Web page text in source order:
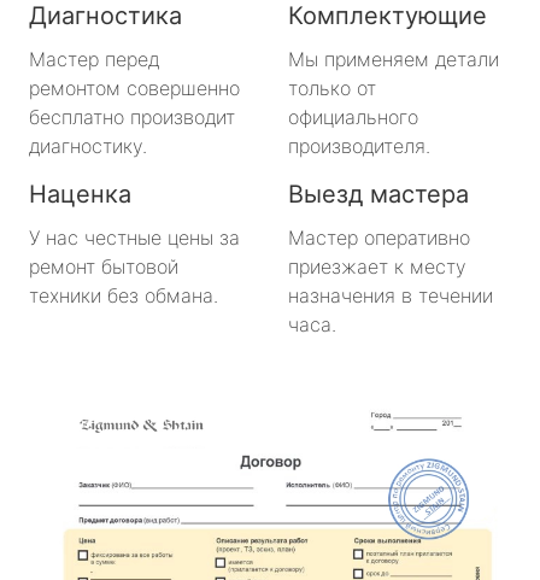
Диагностика
Мастер перед
ремонтом совершенно
бесплатно производит
диагностику.
Комплектующие
Мы применяем детали
только от
официального
производителя.
Наценка
У нас честные цены за
ремонт бытовой
техники без обмана.
Выезд мастера
Мастер оперативно
приезжает к месту
назначения в течении
часа.